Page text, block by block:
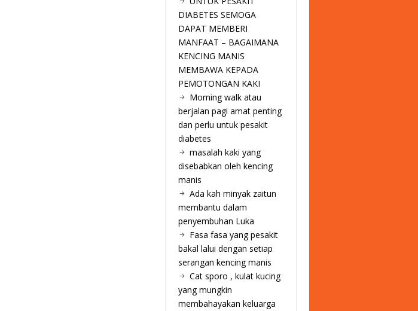
DIABETES SEMOGA
DAPAT MEMBERI
MANFAAT – BAGAIMANA
KENCING MANIS
MEMBAWA KEPADA
PEMOTONGAN KAKI
Morning walk atau
berjalan pagi amat penting
dan perlu untuk pesakit
diabetes
masalah kaki yang
disebabkan oleh kencing
manis
Ada kah minyak zaitun
membantu dalam
penyembuhan Luka
Fasa fasa yang pesakit
bakal lalui dengan setiap
serangan kencing manis
Cat sporo , kulat kucing
yang mungkin
membahayakan keluarga